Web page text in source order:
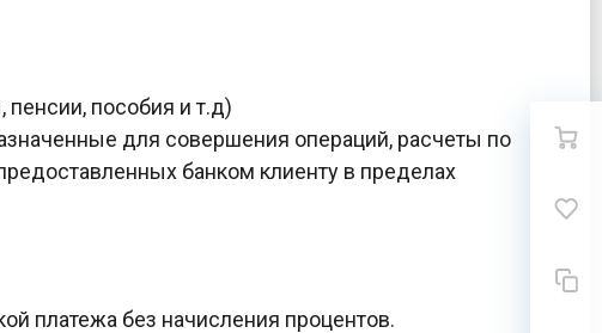
пособия и т.д)
для совершения операций, расчеты по
банком клиенту в пределах
платежа без начисления процентов.